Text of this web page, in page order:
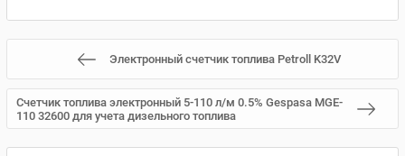
Электронный счетчик топлива Petroll K32V
Счетчик топлива электронный 5-110 л/м 0.5% Gespasa MGE-
110 32600 для учета дизельного топлива